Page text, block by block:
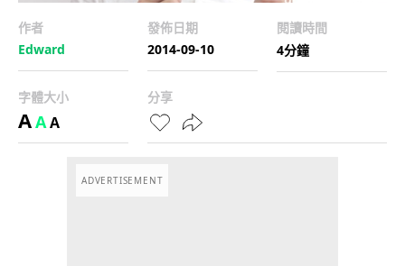
作者
Edward
發佈日期
2014-09-10
閱讀時間
4分鐘
字體大小
AAA
分享
ADVERTISEMENT